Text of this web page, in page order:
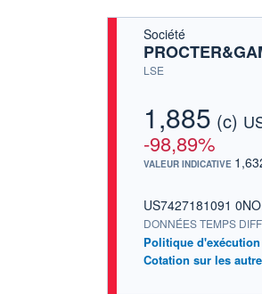
Société
LSE
1,885 (c)
-98,89%
VALEUR INDICATIVE
US7427181091
DONNÉES TEMPS
Politique d'exécution
Cotation sur les